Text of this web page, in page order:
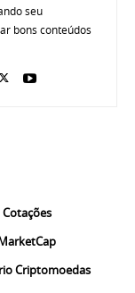
seu
bons conteúdos
Cotações
Criptomoedas